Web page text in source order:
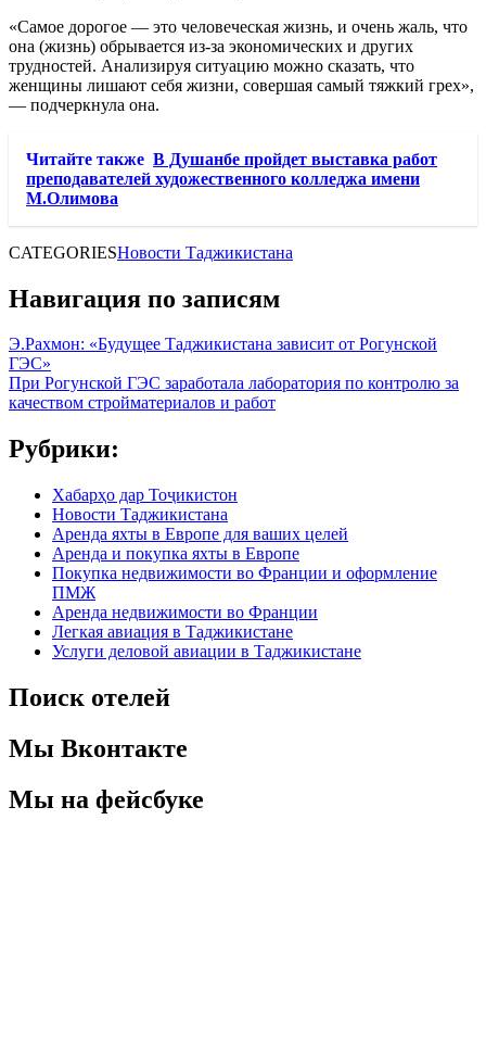
«Самое дорогое — это человеческая жизнь, и очень жаль, что
она (жизнь) обрывается из-за экономических и других
трудностей. Анализируя ситуацию можно сказать, что
женщины лишают себя жизни, совершая самый тяжкий грех»,
— подчеркнула она.
Читайте также В Душанбе пройдет выставка работ
преподавателей художественного колледжа имени
М.Олимова
CATEGORIESНовости Таджикистана
Навигация по записям
Э.Рахмон: «Будущее Таджикистана зависит от Рогунской
ГЭС»
При Рогунской ГЭС заработала лаборатория по контролю за
качеством стройматериалов и работ
Рубрики:
Хабарҳо дар Тоҷикистон
Новости Таджикистана
Аренда яхты в Европе для ваших целей
Аренда и покупка яхты в Европе
Покупка недвижимости во Франции и оформление
ПМЖ
Аренда недвижимости во Франции
Легкая авиация в Таджикистане
Услуги деловой авиации в Таджикистане
Поиск отелей
Мы Вконтакте
Мы на фейсбуке